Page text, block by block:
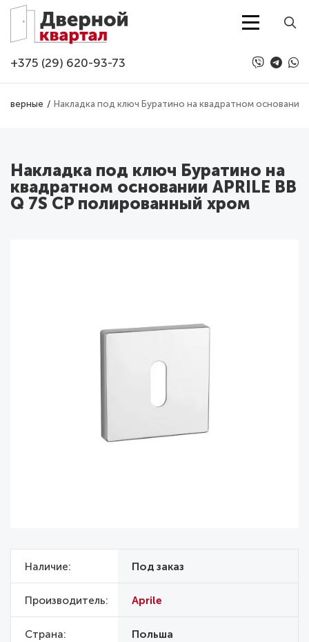
Перейти к основному содержанию
+375 (29) 620-93-73
дверные Накладка под ключ Буратино на квадратном основании
Накладка под ключ Буратино на
квадратном основании APRILE BB
Q 7S CP полированный хром
Наличие Под заказ
Производитель Aprile
Страна Польша